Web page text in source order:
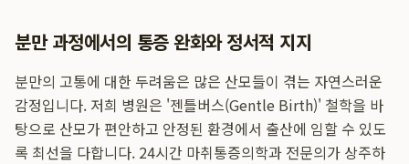
분만 과정에서의 통증 완화와 정서적 지지
분만의 고통에 대한 두려움은 많은 산모들이 겪는 자연스러운
감정입니다. 저희 병원은 '젠틀버스(Gentle Birth)' 철학을 바
탕으로 산모가 편안하고 안정된 환경에서 출산에 임할 수 있도
록 최선을 다합니다. 24시간 마취통증의학과 전문의가 상주하